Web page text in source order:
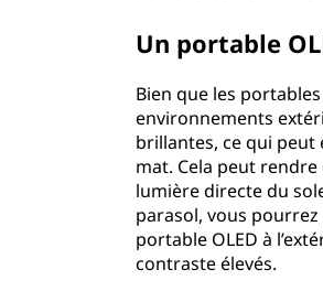
Un portable
Bien que les
environnements
brillantes, ce qui
mat. Cela peut
lumière directe du
parasol, vous
portable OLED à
contraste élevés.